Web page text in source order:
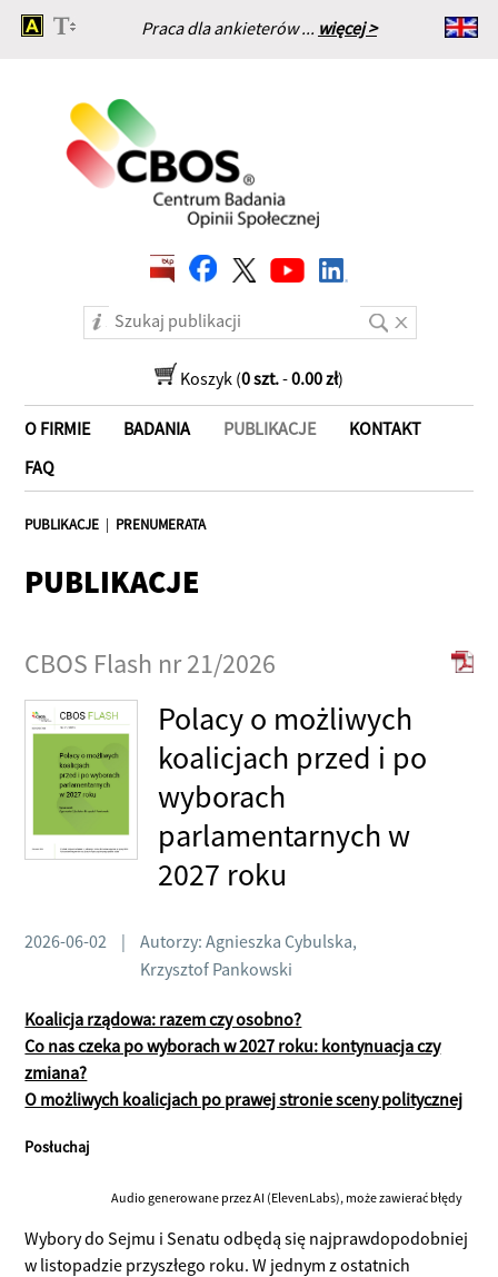
Praca dla ankieterów ... więcej >
Strona główna
Koszyk (0 szt.-0.00 zł)
O FIRMIE BADANIA PUBLIKACJE
KONTAKT
FAQ
PUBLIKACJE | PRENUMERATA
PUBLIKACJE
CBOS Flash nr 21/2026
Polacy o możliwych
koalicjach przed i po
wyborach
parlamentarnych w
2027 roku
2026-06-02 |
Autorzy: Agnieszka Cybulska,
Krzysztof Pankowski
Koalicja rządowa: razem czy osobno?
Co nas czeka po wyborach w 2027 roku: kontynuacja czy
zmiana?
O możliwych koalicjach po prawej stronie sceny politycznej
Posłuchaj
Audio generowane przez AI (ElevenLabs), może zawierać błędy
Wybory do Sejmu i Senatu odbędą się najprawdopodobniej
w listopadzie przyszłego roku. W jednym z ostatnich